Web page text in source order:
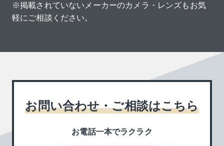
※掲載されていないメーカーのカメラ・レンズもお気
軽にご相談ください。
お問い合わせ・ご相談はこちら
お電話一本でラクラク